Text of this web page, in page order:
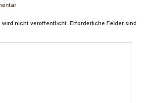
wird nicht veröffentlicht. Erforderliche Felder sind